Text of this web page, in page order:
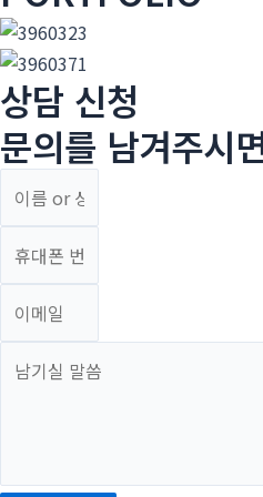
상담 신청
문의를 남겨주시